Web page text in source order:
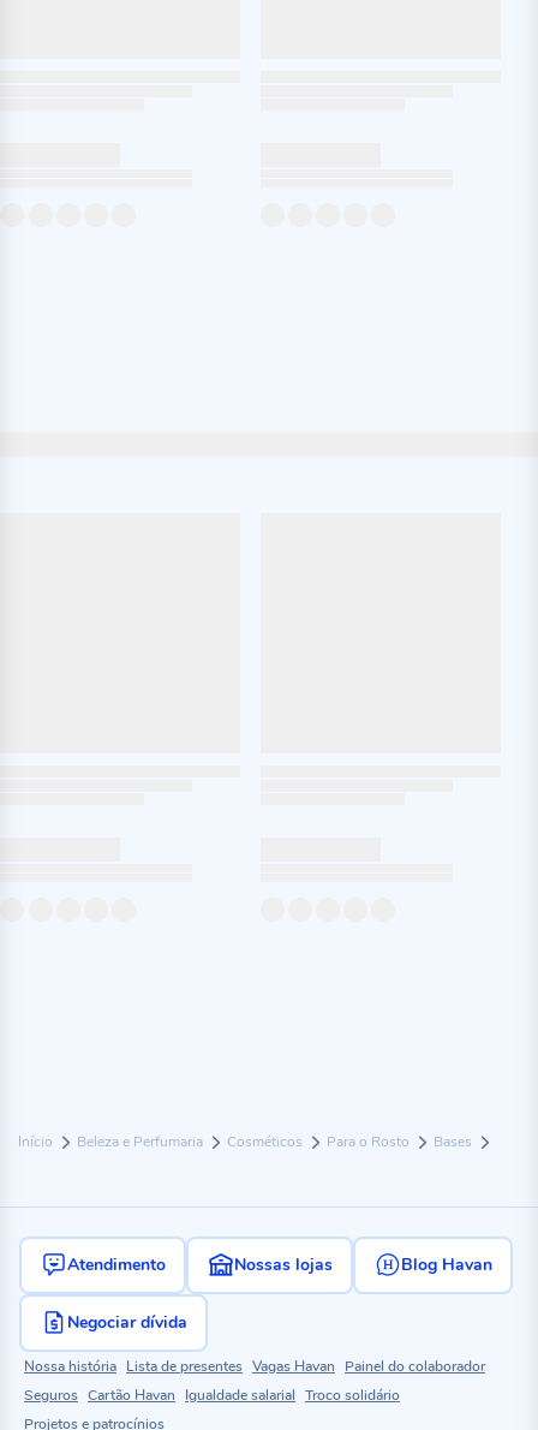
Início Beleza e Perfumaria Cosméticos Para o Rosto Bases
Atendimento Nossas lojas Blog Havan
Negociar dívida
Nossa história Lista de presentes Vagas Havan
Painel do colaborador
Seguros Cartão Havan Igualdade salarial Troco solidário
Projetos e patrocínios